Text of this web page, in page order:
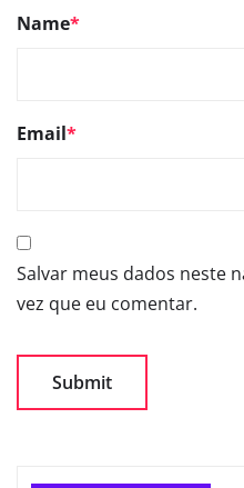
Name*
Email*
Salvar meus dados neste
vez que eu comentar.